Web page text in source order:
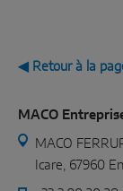
◀ Retour à la
MACO
MACO
Icare, 67960